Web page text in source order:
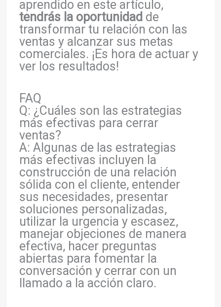
aprendido en este artículo,
tendrás la oportunidad de
transformar tu relación con las
ventas y alcanzar sus metas
comerciales. ¡Es hora de actuar y
ver los resultados!
FAQ
Q: ¿Cuáles son las estrategias
más efectivas para cerrar
ventas?
A: Algunas de las estrategias
más efectivas incluyen la
construcción de una relación
sólida con el cliente, entender
sus necesidades, presentar
soluciones personalizadas,
utilizar la urgencia y escasez,
manejar objeciones de manera
efectiva, hacer preguntas
abiertas para fomentar la
conversación y cerrar con un
llamado a la acción claro.